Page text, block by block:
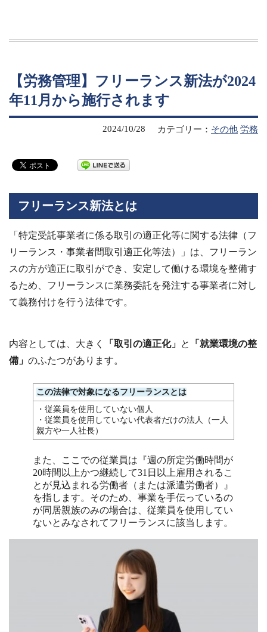
【労務管理】フリーランス新法が2024
年11月から施行されます
カテゴリー： その他 労務
2024/10/28
フリーランス新法とは
「特定受託事業者に係る取引の適正化等に関する法律（フ
リーランス・事業者間取引適正化等法）」は、フリーラン
スの⽅が適正に取引ができ、安定して働ける環境を整備す
るため、フリーランスに業務委託を発注する事業者に対し
て義務付けを行う法律です。
内容としては、大きく 「取引の適正化」 と
「就業環境の整
備」 のふたつがあります。
この法律で対象になるフリーランスとは
・従業員を使用していない個人
・従業員を使用していない代表者だけの法人（一人
親方や一人社長）
また、ここでの従業員は『週の所定労働時間が
20時間以上かつ継続して31日以上雇用されるこ
とが見込まれる労働者（または派遣労働者）』
を指します。そのため、事業を手伝っているの
が同居親族のみの場合は、従業員を使用してい
ないとみなされてフリーランスに該当します。